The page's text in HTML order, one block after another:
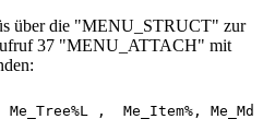
über die "MENU_STRUCT" zur
37 "MENU_ATTACH" mit